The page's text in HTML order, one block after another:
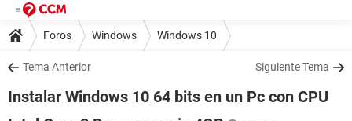
Foros Windows Windows 10
Tema Anterior Siguiente Tema
Instalar Windows 10 64 bits en un Pc con CPU